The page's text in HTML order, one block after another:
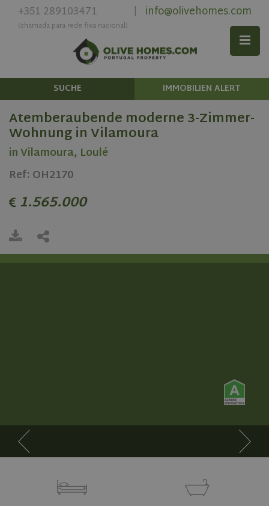
+351 289103471
(chamada para rede fixa nacional)
| info@olivehomes.com
SUCHE IMMOBILIEN ALERT
Atemberaubende moderne 3-Zimmer-
Wohnung in Vilamoura
in Vilamoura, Loulé
Ref: OH2170
1.565.000